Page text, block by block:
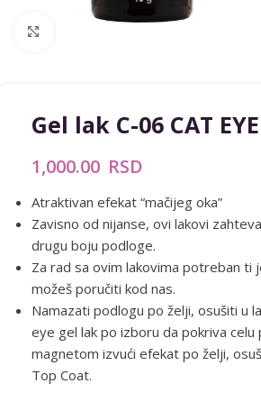
Gel lak C-06 CAT
1,000.00 RSD
Atraktivan efekat “mačijeg oka”
Zavisno od nijanse, ovi lakovi
drugu boju podloge.
Za rad sa ovim lakovima potreban ti
možeš poručiti kod nas.
Namazati podlogu po želji, osušiti u
eye gel lak po izboru da pokriva celu
magnetom izvući efekat po želji,
Top Coat.